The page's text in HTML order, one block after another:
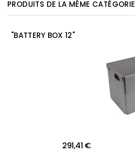
PRODUITS DE LA MÊME CATÉGORIE
"BATTERY BOX 12"
291,41 €